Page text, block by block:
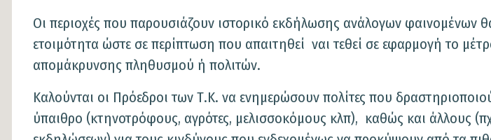
Οι περιοχές που παρουσιάζουν ιστορικό εκδήλωσης ανάλογων φαινομένων
ετοιμότητα ώστε σε περίπτωση που απαιτηθεί ναι τεθεί σε εφαρμογή το
απομάκρυνσης πληθυσμού ή πολιτών.
Καλούνται οι Πρόεδροι των Τ.Κ. να ενημερώσουν πολίτες που
ύπαιθρο (κτηνοτρόφους, αγρότες, μελισσοκόμους κλπ), καθώς και άλλους